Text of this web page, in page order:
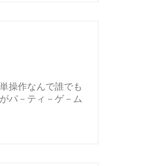
操作なんで誰でも
パ－ティ－ゲ－ム